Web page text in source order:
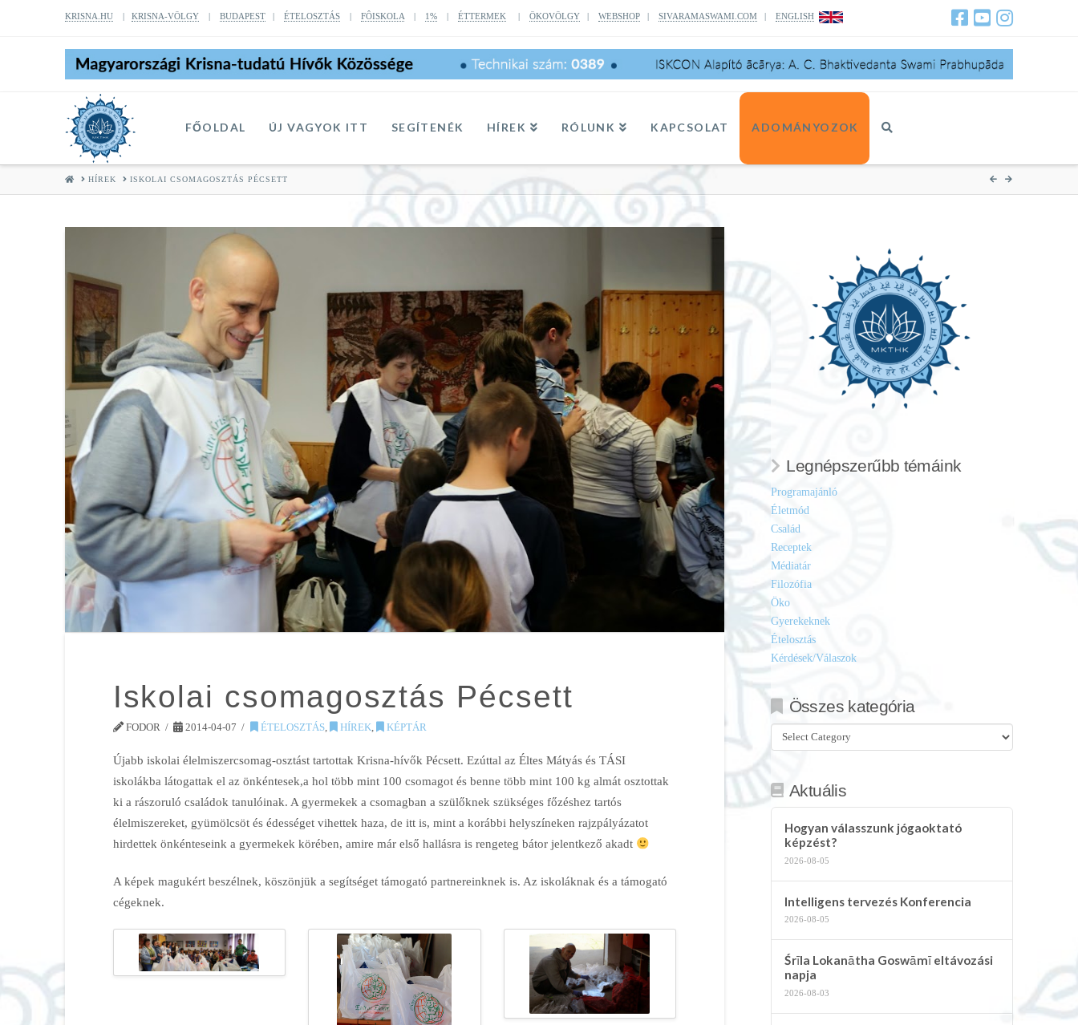
KRISNA.HU| KRISNA-VÖLGY| BUDAPEST| ÉTELOSZTÁS| FÔISKOLA| 1%| ÉTTERMEK | ÖKOVÖLGY| WEBSHOP| SIVARAMASWAMI.COM| ENGLISH
FŐOLDAL ÚJ VAGYOK ITT SEGÍTENÉK HÍREK RÓLUNK KAPCSOLAT ADOMÁNYOZOK
HOMEHÍREK ISKOLAI CSOMAGOSZTÁS PÉCSETT
Iskolai csomagosztás Pécsett
FODOR 2014-04-07 ÉTELOSZTÁS, HÍREK, KÉPTÁR
Újabb iskolai élelmiszercsomag-osztást tartottak Krisna-hívők Pécsett. Ezúttal az Éltes Mátyás és TÁSI
iskolákba látogattak el az önkéntesek,a hol több mint 100 csomagot és benne több mint 100 kg almát osztottak
ki a rászoruló családok tanulóinak. A gyermekek a csomagban a szülőknek szükséges főzéshez tartós
élelmiszereket, gyümölcsöt és édességet vihettek haza, de itt is, mint a korábbi helyszíneken rajzpályázatot
hirdettek önkénteseink a gyermekek körében, amire már első hallásra is rengeteg bátor jelentkező akadt
A képek magukért beszélnek, köszönjük a segítséget támogató partnereinknek is. Az iskoláknak és a támogató
cégeknek.
Legnépszerűbb témáink
Programajánló
Életmód
Család
Receptek
Médiatár
Filozófia
Öko
Gyerekeknek
Ételosztás
Kérdések/Válaszok
Összes kategória
Összes
kategória
Aktuális
Hogyan válasszunk jógaoktató
képzést?
2026-08-05
Intelligens tervezés Konferencia
2026-08-05
Śrīla Lokanātha Goswāmī eltávozási
napja
2026-08-03